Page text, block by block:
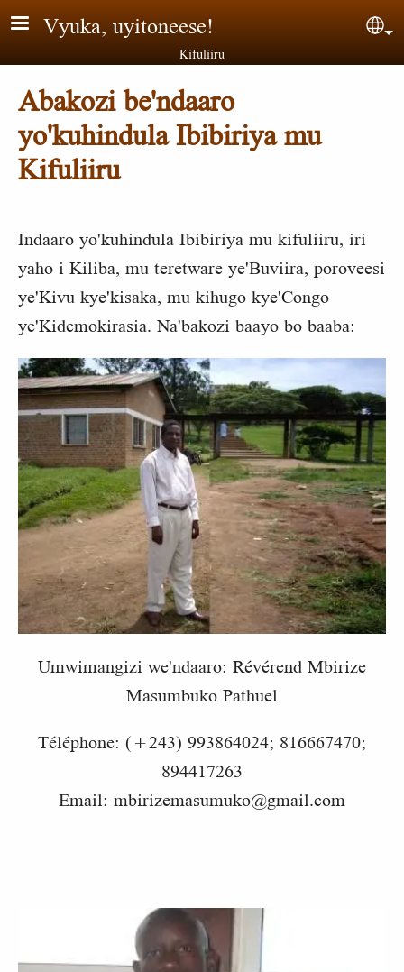
Aller au contenu principal
Vyuka, uyitoneese!
Kifuliiru
Abakozi be'ndaaro
yo'kuhindula Ibibiriya mu
Kifuliiru
Indaaro yo'kuhindula Ibibiriya mu kifuliiru, iri
yaho i Kiliba, mu teretware ye'Buviira, poroveesi
ye'Kivu kye'kisaka, mu kihugo kye'Congo
ye'Kidemokirasia. Na'bakozi baayo bo baaba:
Umwimangizi we'ndaaro: Révérend Mbirize
Masumbuko Pathuel
Téléphone: (+243) 993864024; 816667470;
894417263
Email: mbirizemasumuko@gmail.com